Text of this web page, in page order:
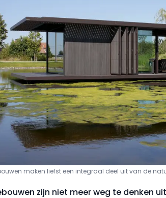
maken liefst een integraal deel uit van de
zijn niet meer weg te denken